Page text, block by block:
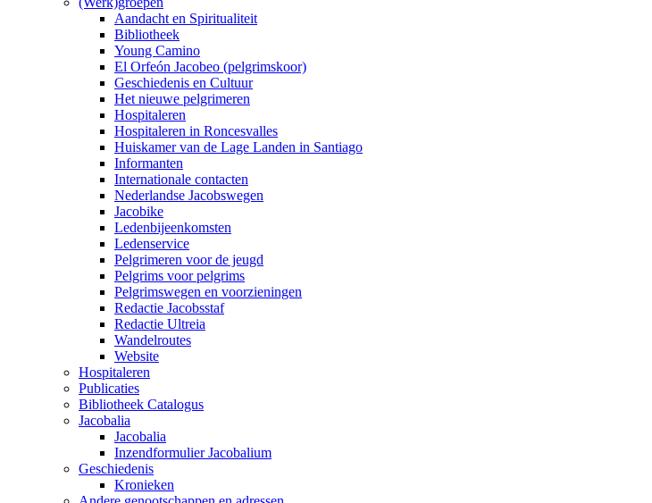
Aandacht en Spiritualiteit
Bibliotheek
Young Camino
El Orfeón Jacobeo (pelgrimskoor)
Geschiedenis en Cultuur
Het nieuwe pelgrimeren
Hospitaleren
Hospitaleren in Roncesvalles
Huiskamer van de Lage Landen in Santiago
Informanten
Internationale contacten
Nederlandse Jacobswegen
Jacobike
Ledenbijeenkomsten
Ledenservice
Pelgrimeren voor de jeugd
Pelgrims voor pelgrims
Pelgrimswegen en voorzieningen
Redactie Jacobsstaf
Redactie Ultreia
Wandelroutes
Website
Hospitaleren
Publicaties
Bibliotheek Catalogus
Jacobalia
Jacobalia
Inzendformulier Jacobalium
Geschiedenis
Kronieken